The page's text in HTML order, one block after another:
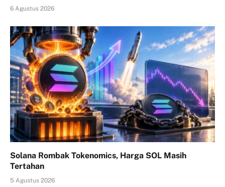
6 Agustus 2026
Solana Rombak Tokenomics, Harga SOL Masih
Tertahan
5 Agustus 2026